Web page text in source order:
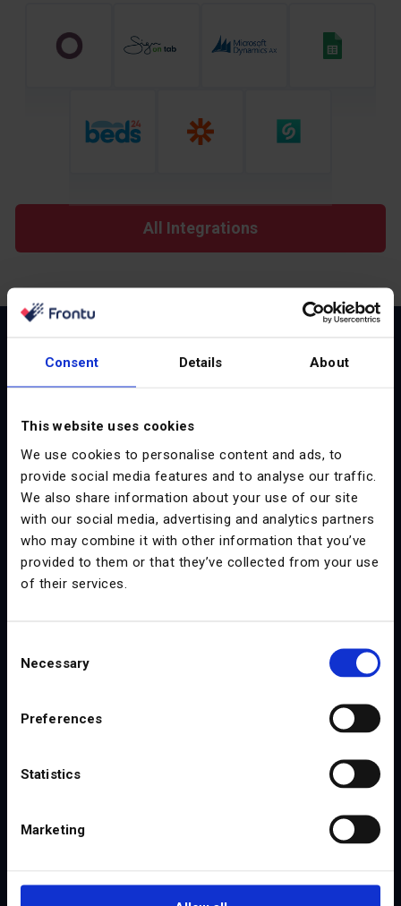
Consent Details About
This website uses cookies
We use cookies to personalise content and ads, to
provide social media features and to analyse our traffic.
We also share information about your use of our site
with our social media, advertising and analytics partners
who may combine it with other information that you’ve
provided to them or that they’ve collected from your use
of their services.
Selection
Necessary
Preferences
Statistics
Marketing
All Integrations
Просте, прозоре ціноутворення
важкого обладнання, систем опалення, вентиляції та
кондиціонування повітря, торгових автоматів,
управління об’єктами, безпеки та комунальних
послуг у всьому світі
Професіонал
робочого часу